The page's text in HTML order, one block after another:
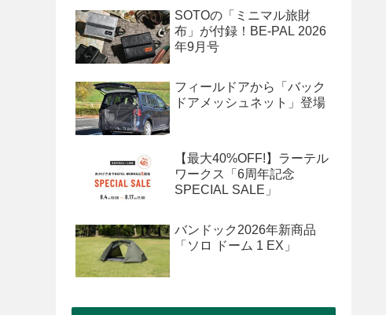
SOTOの「ミニマル旅財
布」が付録！BE-PAL 2026
年9月号
フィールドアから「バック
ドアメッシュネット」登場
【最大40%OFF!】ラーテル
ワークス「6周年記念
SPECIAL SALE」
バンドック2026年新商品
「ソロ ドーム 1 EX」